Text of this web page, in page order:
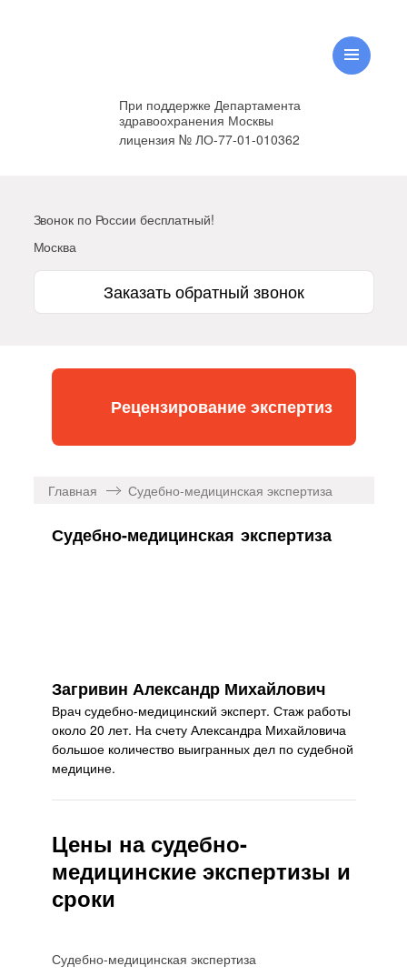
При поддержке Департамента
здравоохранения Москвы
лицензия № ЛО-77-01-010362
Звонок по России бесплатный!
Москва
Заказать обратный звонок
Рецензирование экспертиз
Главная Судебно-медицинская экспертиза
Судебно-медицинская экспертиза
Загривин Александр Михайлович
Врач судебно-медицинский эксперт. Стаж работы
около 20 лет. На счету Александра Михайловича
большое количество выигранных дел по судебной
медицине.
Цены на судебно-
медицинские экспертизы и
сроки
Судебно-медицинская экспертиза